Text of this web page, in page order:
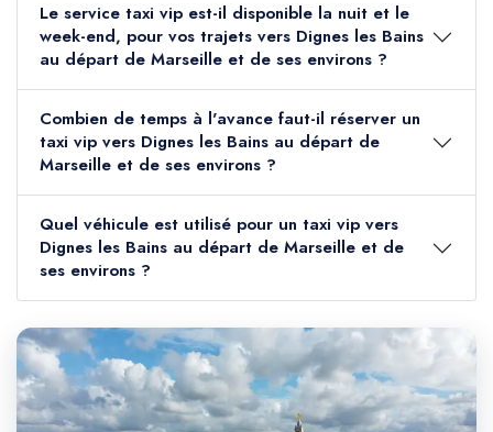
Le service taxi vip est-il disponible la nuit et le
week-end, pour vos trajets vers Dignes les Bains
au départ de Marseille et de ses environs ?
Combien de temps à l'avance faut-il réserver un
taxi vip vers Dignes les Bains au départ de
Marseille et de ses environs ?
Quel véhicule est utilisé pour un taxi vip vers
Dignes les Bains au départ de Marseille et de
ses environs ?